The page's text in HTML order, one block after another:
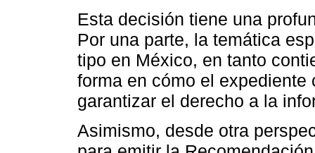
Esta decisión tiene una
Por una parte, la temática
tipo en México, en tanto
forma en cómo el
garantizar el derecho a la
Asimismo, desde otra